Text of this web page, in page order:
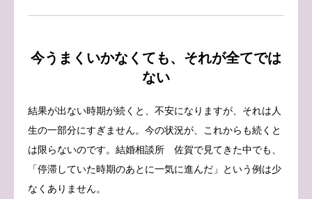
今うまくいかなくても、それが全てでは
ない
結果が出ない時期が続くと、不安になりますが、それは人
生の一部分にすぎません。今の状況が、これからも続くと
は限らないのです。結婚相談所 佐賀で見てきた中でも、
「停滞していた時期のあとに一気に進んだ」という例は少
なくありません。